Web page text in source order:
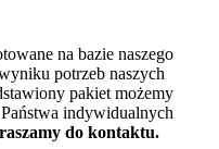
na bazie naszego
potrzeb naszych
pakiet możemy
indywidualnych
do kontaktu.